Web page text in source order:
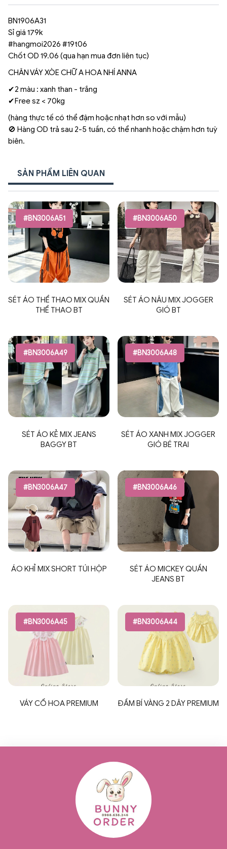
BN1906A31
Sỉ giá 179k
#hangmoi2026 #19t06
Chốt OD 19.06 (qua hạn mua đơn liên tục)
CHÂN VÁY XÒE CHỮ A HOA NHÍ ANNA
✔2 màu : xanh than - trắng
✔Free sz < 70kg
(hàng thực tế có thể đậm hoặc nhạt hơn so với mẫu)
🚫 Hàng OD trả sau 2-5 tuần, có thể nhanh hoặc chậm hơn tuỳ
biên.
SẢN PHẨM LIÊN QUAN
#BN3006A51
SÉT ÁO THỂ THAO MIX QUẦN
THỂ THAO BT
#BN3006A50
SÉT ÁO NÂU MIX JOGGER
GIÓ BT
#BN3006A49
SÉT ÁO KẺ MIX JEANS
BAGGY BT
#BN3006A48
SÉT ÁO XANH MIX JOGGER
GIÓ BÉ TRAI
#BN3006A47
ÁO KHỈ MIX SHORT TÚI HỘP
#BN3006A46
SÉT ÁO MICKEY QUẦN
JEANS BT
#BN3006A45
VÁY CỔ HOA PREMIUM
#BN3006A44
ĐẦM BÍ VÀNG 2 DÂY PREMIUM